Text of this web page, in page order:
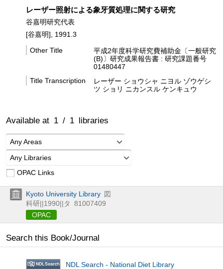
レーザー照射による象牙質処理に関する研究
谷嘉明研究代表
[谷嘉明], 1991.3
Other Title
平成2年度科学研究費補助金〔一般研究
(B)〕研究成果報告書 : 研究課題番号
01480447
Title Transcription
レーザー ショウシャ ニヨル ゾウゲシ
ツ ショリ ニカンスル ケンキュウ
Available at 1 / 1 libraries
Any Areas
Any Libraries
OPAC Links
Kyoto University Library 図
科研||1990||タ 81007409
OPAC
Search this Book/Journal
NDL Search - National Diet Library